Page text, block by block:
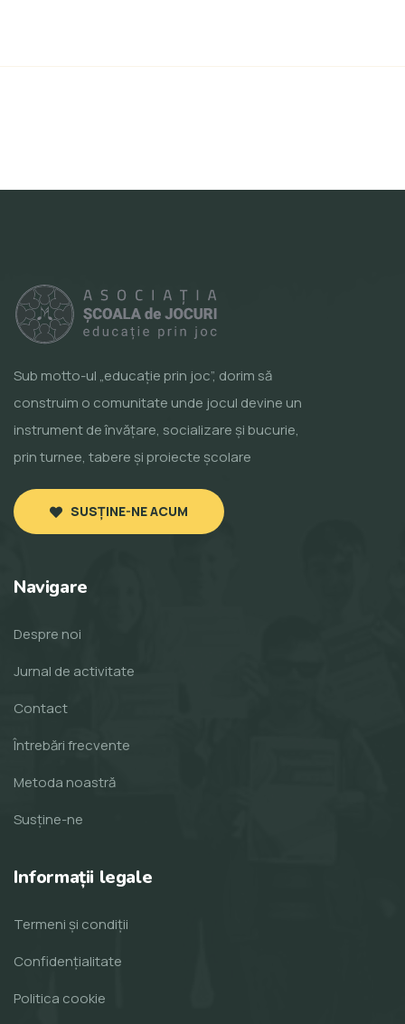
Sub motto-ul „educație prin joc”, dorim să
construim o comunitate unde jocul devine un
instrument de învățare, socializare și bucurie,
prin turnee, tabere și proiecte școlare
SUSȚINE-NE ACUM
Navigare
Despre noi
Jurnal de activitate
Contact
Întrebări frecvente
Metoda noastră
Susține-ne
Informații legale
Termeni și condiții
Confidențialitate
Politica cookie